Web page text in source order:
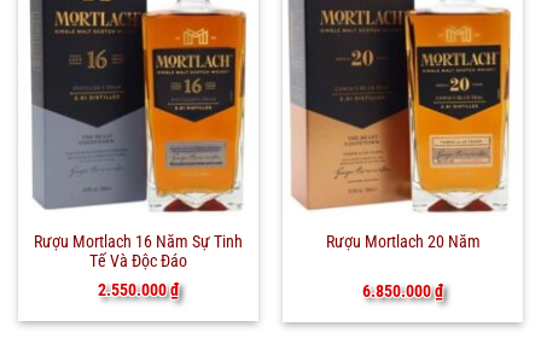
Rượu Mortlach 16 Năm Sự Tinh
Tế Và Độc Đáo
2.550.000₫
Rượu Mortlach 20 Năm
6.850.000₫